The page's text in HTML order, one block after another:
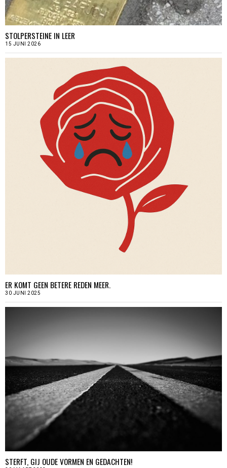
STOLPERSTEINE IN LEER
15 JUNI 2026
ER KOMT GEEN BETERE REDEN MEER.
30 JUNI 2025
STERFT, GIJ OUDE VORMEN EN GEDACHTEN!